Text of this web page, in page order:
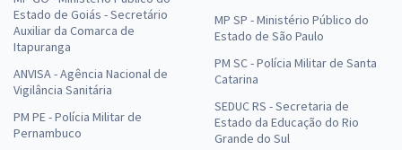
Estado de Goiás - Secretário
Auxiliar da Comarca de
Itapuranga
ANVISA - Agência Nacional de
Vigilância Sanitária
PM PE - Polícia Militar de
Pernambuco
MP SP - Ministério Público do
Estado de São Paulo
PM SC - Polícia Militar de Santa
Catarina
SEDUC RS - Secretaria de
Estado da Educação do Rio
Grande do Sul